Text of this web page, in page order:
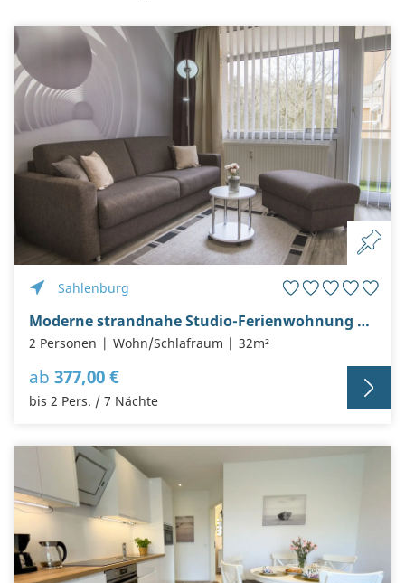
Sahlenburg
Moderne strandnahe Studio-Ferienwohnung FP104 inkl. Schwimmbad
2 Personen Wohn/Schlafraum 32m²
ab 377,00 €
bis 2 Pers. / 7 Nächte